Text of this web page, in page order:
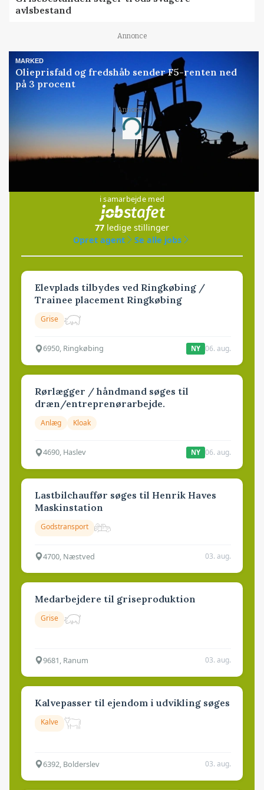
avlsbestand
Annonce
MARKED
Olieprisfald og fredshåb sender F5-renten ned
på 3 procent
Annonce
Loading...
i samarbejde med
77 ledige stillinger
Opret agent
Se alle jobs
Elevplads tilbydes ved Ringkøbing /
Trainee placement Ringkøbing
Grise
6950, Ringkøbing NY 06. aug.
Rørlægger / håndmand søges til
dræn/entreprenørarbejde.
Anlæg Kloak
4690, Haslev NY 06. aug.
Lastbilchauffør søges til Henrik Haves
Maskinstation
Godstransport
4700, Næstved 03. aug.
Medarbejdere til griseproduktion
Grise
9681, Ranum 03. aug.
Kalvepasser til ejendom i udvikling søges
Kalve
6392, Bolderslev 03. aug.